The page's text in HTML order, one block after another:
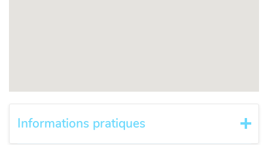
Informations pratiques